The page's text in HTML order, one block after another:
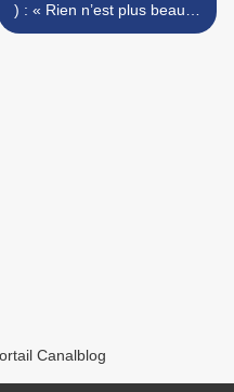
) : « Rien n’est plus beau…
» >
Canalblog